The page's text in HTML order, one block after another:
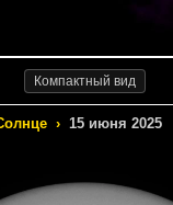
Компактный вид
› 15 июня 2025